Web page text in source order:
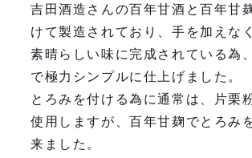
吉田酒造さんの百年甘酒と百年甘
けて製造されており、手を加えな
素晴らしい味に完成されている為
で極力シンプルに仕上げました。
とろみを付ける為に通常は、片栗
使用しますが、百年甘麹でとろみ
来ました。